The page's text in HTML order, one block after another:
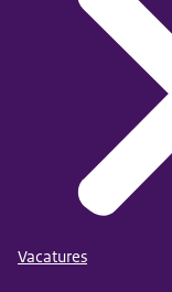
Vacatures